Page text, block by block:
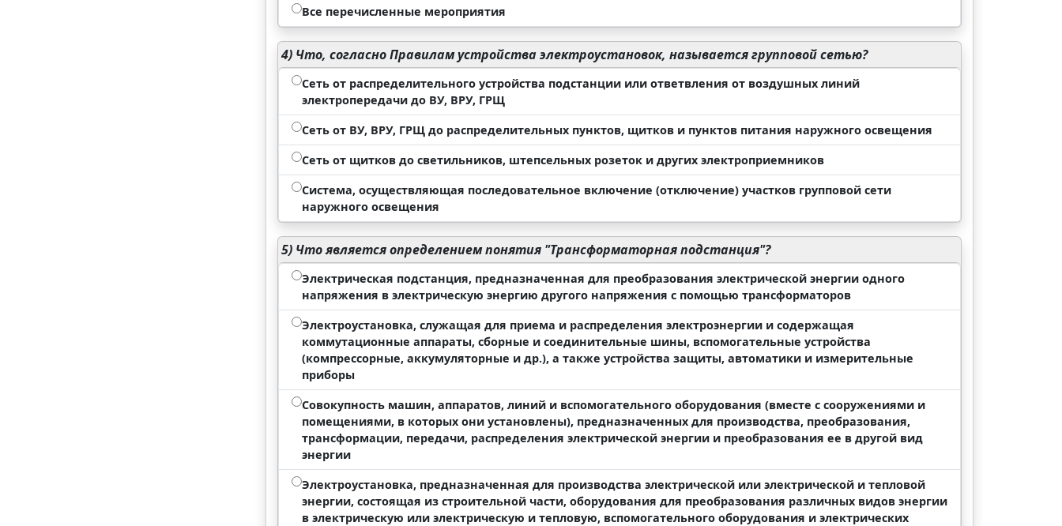
Все перечисленные мероприятия
4) Что, согласно Правилам устройства электроустановок, называется групповой сетью?
Сеть от распределительного устройства подстанции или ответвления от воздушных линий
электропередачи до ВУ, ВРУ, ГРЩ
Сеть от ВУ, ВРУ, ГРЩ до распределительных пунктов, щитков и пунктов питания наружного освещения
Сеть от щитков до светильников, штепсельных розеток и других электроприемников
Система, осуществляющая последовательное включение (отключение) участков групповой сети
наружного освещения
5) Что является определением понятия "Трансформаторная подстанция"?
Электрическая подстанция, предназначенная для преобразования электрической энергии одного
напряжения в электрическую энергию другого напряжения с помощью трансформаторов
Электроустановка, служащая для приема и распределения электроэнергии и содержащая
коммутационные аппараты, сборные и соединительные шины, вспомогательные устройства
(компрессорные, аккумуляторные и др.), а также устройства защиты, автоматики и измерительные
приборы
Совокупность машин, аппаратов, линий и вспомогательного оборудования (вместе с сооружениями и
помещениями, в которых они установлены), предназначенных для производства, преобразования,
трансформации, передачи, распределения электрической энергии и преобразования ее в другой вид
энергии
Электроустановка, предназначенная для производства электрической или электрической и тепловой
энергии, состоящая из строительной части, оборудования для преобразования различных видов энергии
в электрическую или электрическую и тепловую, вспомогательного оборудования и электрических